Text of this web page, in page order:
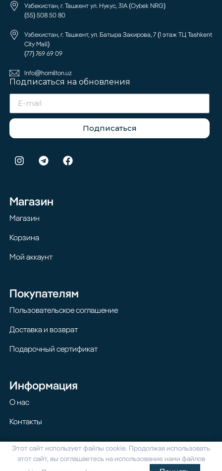
Узбекистан, г. Ташкент ул. Нукус, 31А (Oybek NRG)
(55) 508 50 80
Узбекистан, г. Ташкент, ул. Батыра Закирова, 7 (1 этаж ТЦ Tashkent
City Mall)
(77) 769 69 09
Info@homilton.uz
Подписаться на обновления
Подписаться
Магазин
Магазин
Корзина
Мой аккаунт
Покупателям
Пользовательское соглашение
Доставка и возврат
Подарочный сертификат
Информация
О нас
Контакты
© 2024 Homilton. Все права защищены
Этот сайт использует файлы cookie. Продолжая использовать
этот сайт, вы соглашаетесь на использование нами файлов